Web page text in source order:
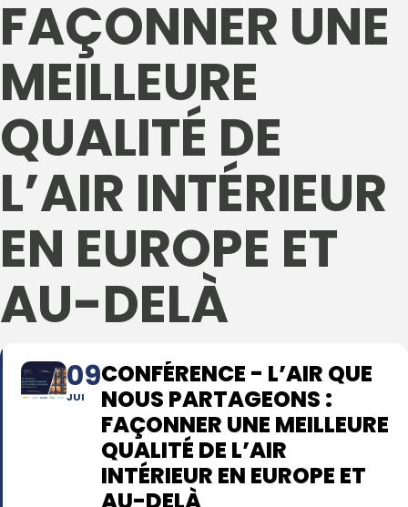
FAÇONNER UNE
MEILLEURE
QUALITÉ DE
L’AIR INTÉRIEUR
EN EUROPE ET
AU-DELÀ
09
JUI
CONFÉRENCE - L’AIR QUE
NOUS PARTAGEONS :
FAÇONNER UNE MEILLEURE
QUALITÉ DE L’AIR
INTÉRIEUR EN EUROPE ET
AU-DELÀ